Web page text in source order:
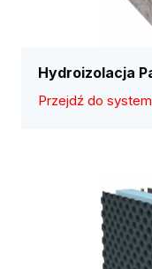
Hydroizolacja
Przejdź do